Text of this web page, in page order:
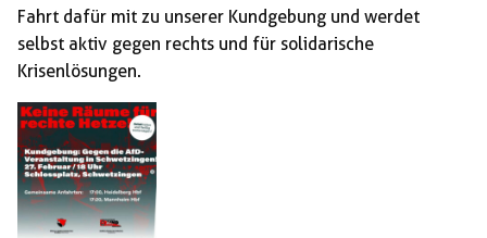
Fahrt dafür mit zu unserer Kundgebung und werdet
selbst aktiv gegen rechts und für solidarische
Krisenlösungen.